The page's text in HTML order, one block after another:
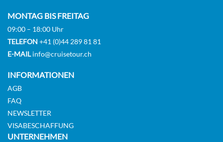
MONTAG BIS FREITAG
09:00 – 18:00 Uhr
TELEFON +41 (0)44 289 81 81
E-MAILinfo@cruisetour.ch
INFORMATIONEN
AGB
FAQ
NEWSLETTER
VISABESCHAFFUNG
UNTERNEHMEN